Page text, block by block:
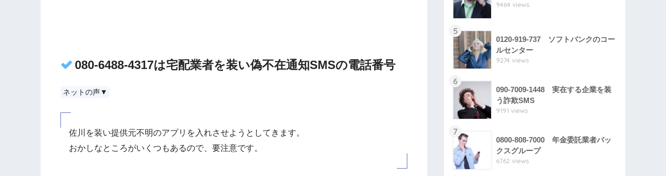
080-6488-4317は宅配業者を装い偽不在通知SMSの電話番号
ネットの声▼
佐川を装い提供元不明のアプリを入れさせようとしてきます。
おかしなところがいくつもあるので、要注意です。
9464 views
5
0120-919-737 ソフトバンクのコー
ルセンター
9274 views
6
090-7009-1448 実在する企業を装
う詐欺SMS
9191 views
7
0800-808-7000 年金委託業者バッ
クスグループ
6762 views